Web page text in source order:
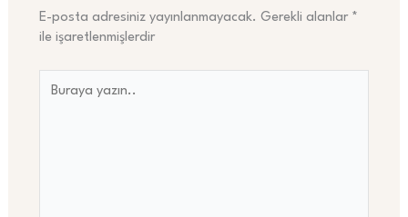
E-posta adresiniz yayınlanmayacak. Gerekli alanlar *
ile işaretlenmişlerdir
yazın..